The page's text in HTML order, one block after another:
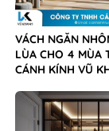
VÁCH NGĂN
LÙA CHO 4 MÙA
CÁNH KÍNH VŨ